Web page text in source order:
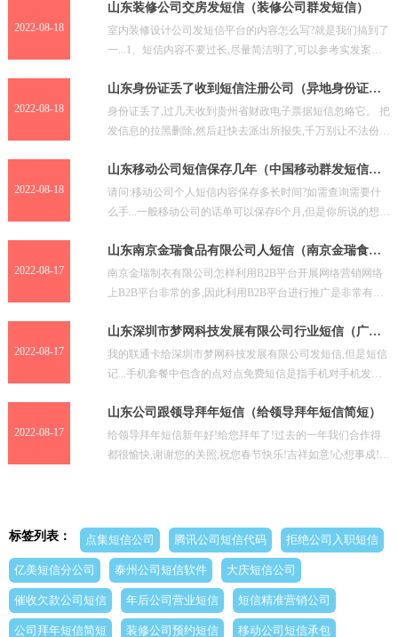
2022-08-18
山东装修公司交房发短信（装修公司群发短信）
室内装修设计公司发短信平台的内容怎么写?就是我们搞到了
一...1、短信内容不要过长,尽量简洁明了,可以参考实发案例
2022-08-18
山东身份证丢了收到短信注册公司（异地身份证丢
身份证丢了,过几天收到贵州省财政电子票据短信忽略它。 把
发信息的拉黑删除,然后赶快去派出所报失,千万别让不法份子
2022-08-18
山东移动公司短信保存几年（中国移动群发短信平
请问:移动公司个人短信内容保存多长时间?如需查询需要什
么手...一般移动公司的话单可以保存6个月,但是你所说的想要
2022-08-17
山东南京金瑞食品有限公司人短信（南京金瑞食品
南京金瑞制衣有限公司怎样利用B2B平台开展网络营销网络
上B2B平台非常的多,因此利用B2B平台进行推广是非常有效
2022-08-17
山东深圳市梦网科技发展有限公司行业短信（广州
我的联通卡给深圳市梦网科技发展有限公司发短信,但是短信
记...手机套餐中包含的点对点免费短信是指手机对手机发送
2022-08-17
山东公司跟领导拜年短信（给领导拜年短信简短）
给领导拜年短信新年好!给您拜年了!过去的一年我们合作得
都很愉快,谢谢您的关照,祝您春节快乐!吉祥如意!心想事成!又
标签列表： 点集短信公司 腾讯公司短信代码 拒绝公司入职短信
亿美短信分公司 泰州公司短信软件 大庆短信公司
催收欠款公司短信 年后公司营业短信 短信精准营销公司
公司拜年短信简短 装修公司预约短信 移动公司短信承包